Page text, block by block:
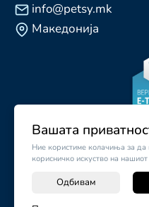
Вашата
Ние користиме колачиња за да
корисничко искуство на нашиот
Одбивам
info@petsy.mk
Македонија